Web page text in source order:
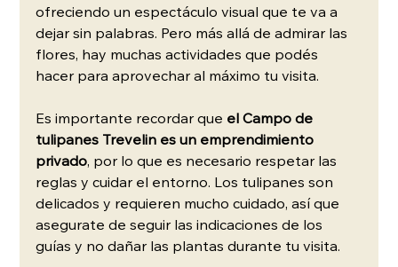
ofreciendo un espectáculo visual que te va a
dejar sin palabras. Pero más allá de admirar las
flores, hay muchas actividades que podés
hacer para aprovechar al máximo tu visita.
Es importante recordar que el Campo de
tulipanes Trevelin es un emprendimiento
privado, por lo que es necesario respetar las
reglas y cuidar el entorno. Los tulipanes son
delicados y requieren mucho cuidado, así que
asegurate de seguir las indicaciones de los
guías y no dañar las plantas durante tu visita.